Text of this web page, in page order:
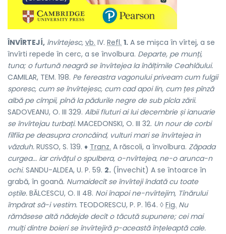
ÎNVÎRTEJÍ, învîrtejesc, vb. IV. Refl. 1. A se mișca în vîrtej, a se
învîrti repede în cerc, a se învolbura. Departe, pe munți,
tuna; o furtună neagră se învîrtejea la înălțimile Ceahlăului.
CAMILAR, TEM. 198. Pe fereastra vagonului priveam cum fulgii
sporesc, cum se învîrtejesc, cum cad apoi lin, cum țes pînză
albă pe cîmpii, pînă la pădurile negre de sub pîcla zării.
SADOVEANU, O. III 329. Albii fluturi ai lui decembrie și ianuarie
se învîrtejau turbați. MACEDONSKI, O. III 32. Un nour de corbi
fîlfîia pe deasupra croncăind, vulturi mari se învîrtejea in
văzduh. RUSSO, S. 139. ♦ Tranz. A răscoli, a învolbura. Zăpada
curgea... iar crivățul o spulbera, o-nvîrtejea, ne-o arunca-n
ochi. SANDU-ALDEA, U. P. 59. 2. (Învechit) A se întoarce în
grabă, în goană. Numaidecît se învîrteji îndată cu toate
oștile. BĂLCESCU, O. II 48. Noi înapoi ne-nvîrtejim, Tînărului
împărat să-i vestim. TEODORESCU, P. P. 164. ◊ Fig. Nu
rămăsese altă nădejde decît o tăcută supunere; cei mai
mulți dintre boieri se învîrtejiră p-această înțeleaptă cale.